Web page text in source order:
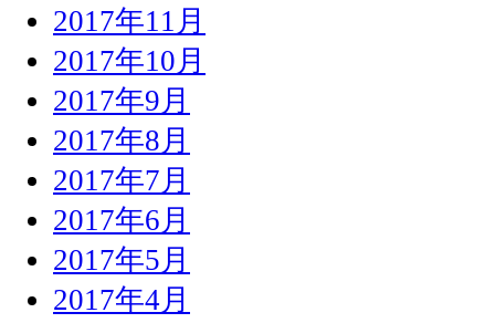
2017年11月
2017年10月
2017年9月
2017年8月
2017年7月
2017年6月
2017年5月
2017年4月